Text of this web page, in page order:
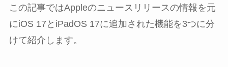
この記事ではAppleのニュースリリースの情報を元
にiOS 17とiPadOS 17に追加された機能を3つに分
けて紹介します。